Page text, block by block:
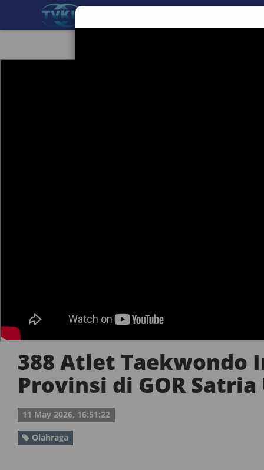
388 Atlet Taekwondo
Provinsi di GOR
11 May 2026, 16:51:22
Olahraga